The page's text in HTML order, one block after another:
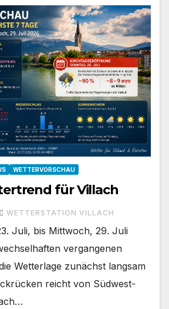
WETTERVORSCHAU
für Villach
WETTERSTATION VILLACH
Juli, bis Mittwoch, 29. Juli
vergangenen
Wetterlage zunächst langsam
reicht von Südwest-